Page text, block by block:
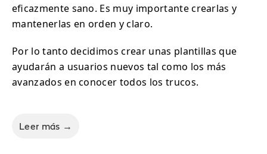
eficazmente sano. Es muy importante crearlas y
mantenerlas en orden y claro.
Por lo tanto decidimos crear unas plantillas que
ayudarán a usuarios nuevos tal como los más
avanzados en conocer todos los trucos.
Leer más →